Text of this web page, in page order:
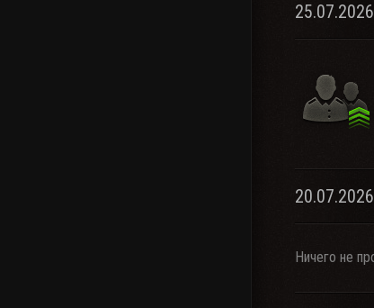
25.07.2026
Ничего не